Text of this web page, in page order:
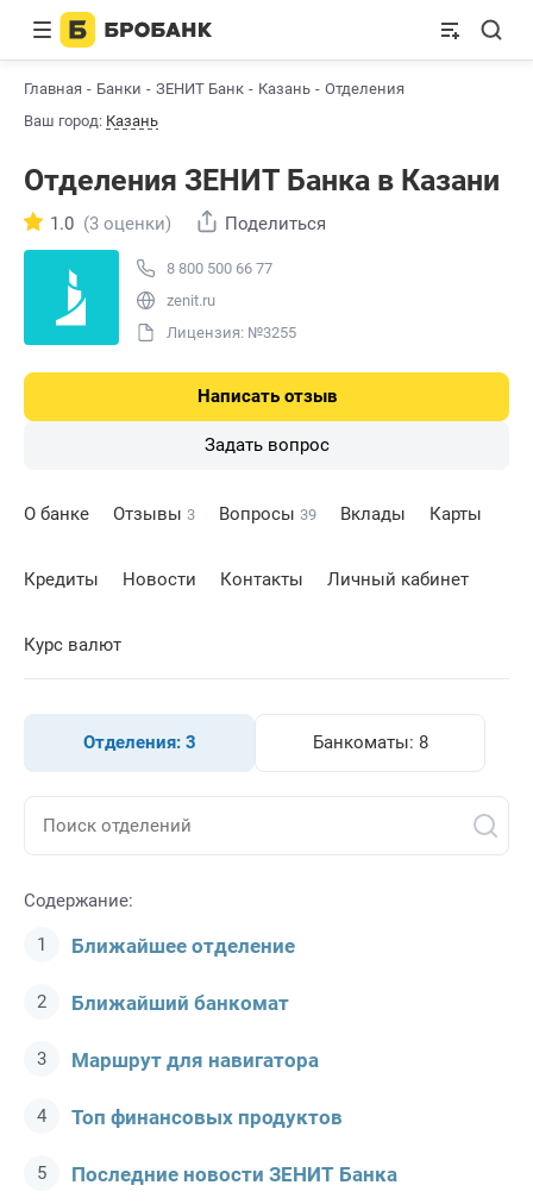
Главная Банки ЗЕНИТ Банк Казань
Отделения
Ваш город: Казань
Отделения ЗЕНИТ Банкa в Казани
8 800 500 66 77
zenit.ru
Лицензия: №3255
1.0 (3 оценки) Поделиться
Написать отзыв
Задать вопрос
О банке Отзывы 3 Вопросы 39 Вклады Карты
Кредиты Новости Контакты Личный кабинет
Курс валют
Отделения: 3 Банкоматы: 8
Содержание:
Ближайшее отделение
Ближайший банкомат
Маршрут для навигатора
Топ финансовых продуктов
Последние новости ЗЕНИТ Банкa